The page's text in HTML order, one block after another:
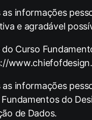
as informações
e agradável
do Curso
as informações
Fundamentos do
de Dados.